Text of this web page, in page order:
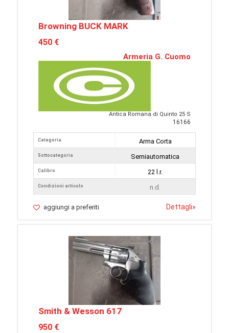
Browning BUCK MARK
450 €
Armeria G. Cuomo
Antica Romana di Quinto 25 S
16166
Categoria
Sottocategoria
Calibro
Condizioni articolo
Arma Corta
Semiautomatica
22 l.r.
n.d.
aggiungi a preferiti Dettagli»
Smith & Wesson 617
950 €